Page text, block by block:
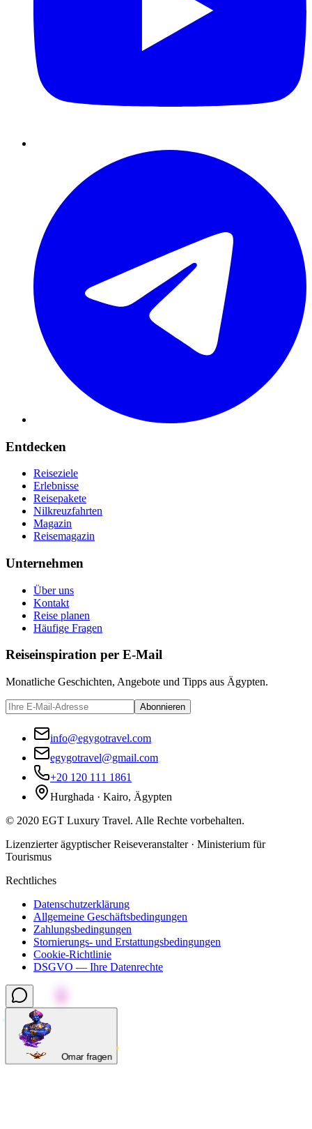
Entdecken
Reiseziele
Erlebnisse
Reisepakete
Nilkreuzfahrten
Magazin
Reisemagazin
Unternehmen
Über uns
Kontakt
Reise planen
Häufige Fragen
Reiseinspiration per E-Mail
Monatliche Geschichten, Angebote und Tipps aus Ägypten.
Abonnieren
info@egygotravel.com
egygotravel@gmail.com
+20 120 111 1861
Hurghada · Kairo, Ägypten
© 2020 EGT Luxury Travel. Alle Rechte vorbehalten.
Lizenzierter ägyptischer Reiseveranstalter · Ministerium für
Tourismus
Rechtliches
Datenschutzerklärung
Allgemeine Geschäftsbedingungen
Zahlungsbedingungen
Stornierungs- und Erstattungsbedingungen
Cookie-Richtlinie
DSGVO — Ihre Datenrechte
Omar fragen